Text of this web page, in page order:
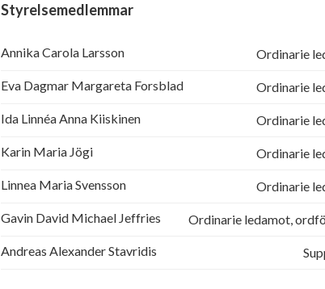
Styrelsemedlemmar
Annika Carola Larsson Ordinarie
Eva Dagmar Margareta Forsblad Ordinarie
Ida Linnéa Anna Kiiskinen Ordinarie
Karin Maria Jögi Ordinarie
Linnea Maria Svensson Ordinarie
Gavin David Michael Jeffries Ordinarie ledamot,
Andreas Alexander Stavridis